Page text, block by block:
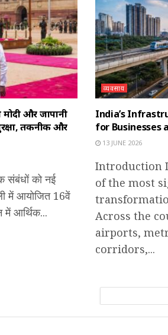
और जापानी
तकनीक और
संबंधों को नई
में आयोजित 16वें
में आर्थिक...
व्यवसाय
India’s
for Businesses
13 JUNE 2026
Introduction
of the most
Across the
airports,
corridors,...